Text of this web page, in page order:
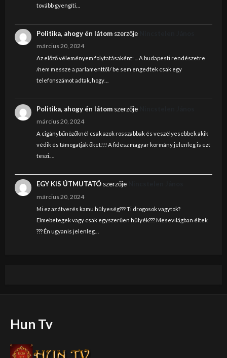
tovább gyengíti…
Politika, ahogy én látomszerzője
március 20, 2024
Az előző véleményem folytatásaként: ... A budapesti rendészetre
/nem messze a parlamenttől/ be sem engedtek csak egy
telefonszámot adtak, hogy…
Politika, ahogy én látomszerzője
március 20, 2024
A cigánybűnözőknél csak azok rosszabbak és veszélyesebbek akik
védik és támogatják őket!!! A fidesz magyar kormány jelenleg is ezt
teszi.…
EGY KIS ÚTMUTATÓszerzője
március 20, 2024
Mi ez az átverés kamu hülyeség??? Ti drogosok vagytok?
Elmebetegek vagy csak egyszerűen hülyék??? Mesevilágban éltek
??? Én ugyanis jelenleg…
Hun Tv